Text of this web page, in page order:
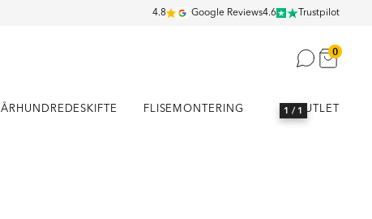
4.8 Google Reviews4.6 Trustpilot
0
ÅRHUNDREDESKIFTE FLISEMONTERING OUTLET
1 / 1